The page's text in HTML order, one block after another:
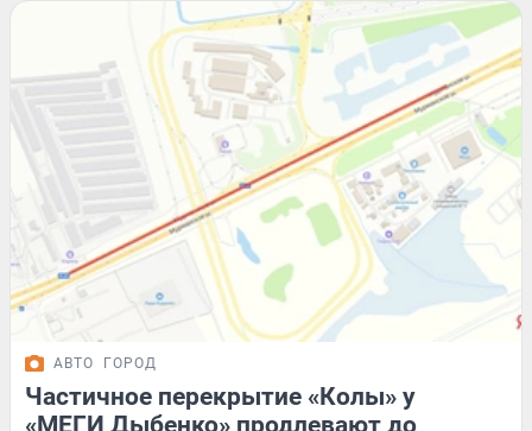
АВТО ГОРОД
Частичное перекрытие «Колы» у
«МЕГИ Дыбенко» продлевают до